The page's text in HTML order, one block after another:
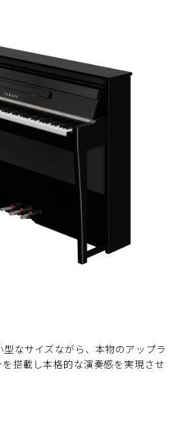
なサイズながら、本物のアップラ
搭載し本格的な演奏感を実現させ